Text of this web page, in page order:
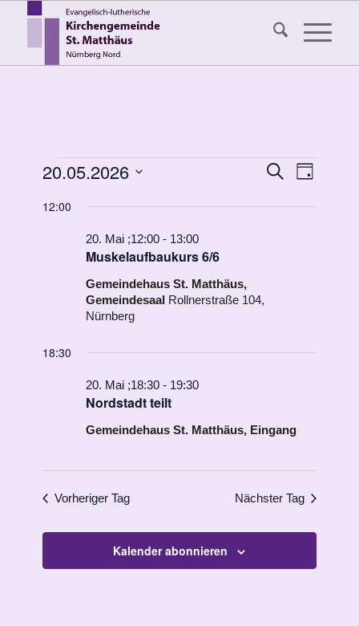
Veranstaltungen
für
Mai
2026
Suche
Tag
20.05.2026
wählen.
12:00
Muskelaufbaukurs 6/6
20. Mai ;12:00 - 13:00
Gemeindehaus St. Matthäus,
Gemeindesaal Rollnerstraße 104,
Nürnberg
18:30
Nordstadt teilt
20. Mai ;18:30 - 19:30
Gemeindehaus St. Matthäus, Eingang
Vorheriger Tag Nächster Tag
Kalender abonnieren